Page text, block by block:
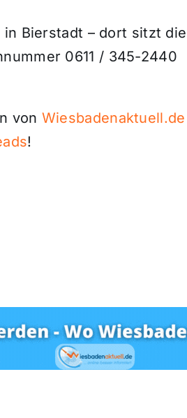
Bierstadt – dort sitzt die
0611 / 345-2440
von Wiesbadenaktuell.de
!